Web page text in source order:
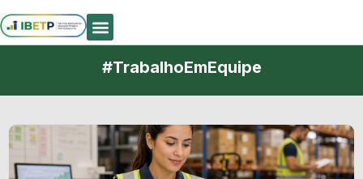
#TrabalhoEmEquipe